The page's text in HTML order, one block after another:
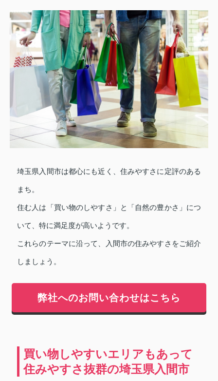
埼玉県入間市は都心にも近く、住みやすさに定評のある
まち。
住む人は「買い物のしやすさ」と「自然の豊かさ」につ
いて、特に満足度が高いようです。
これらのテーマに沿って、入間市の住みやすさをご紹介
しましょう。
弊社へのお問い合わせはこちら
買い物しやすいエリアもあって
住みやすさ抜群の埼玉県入間市